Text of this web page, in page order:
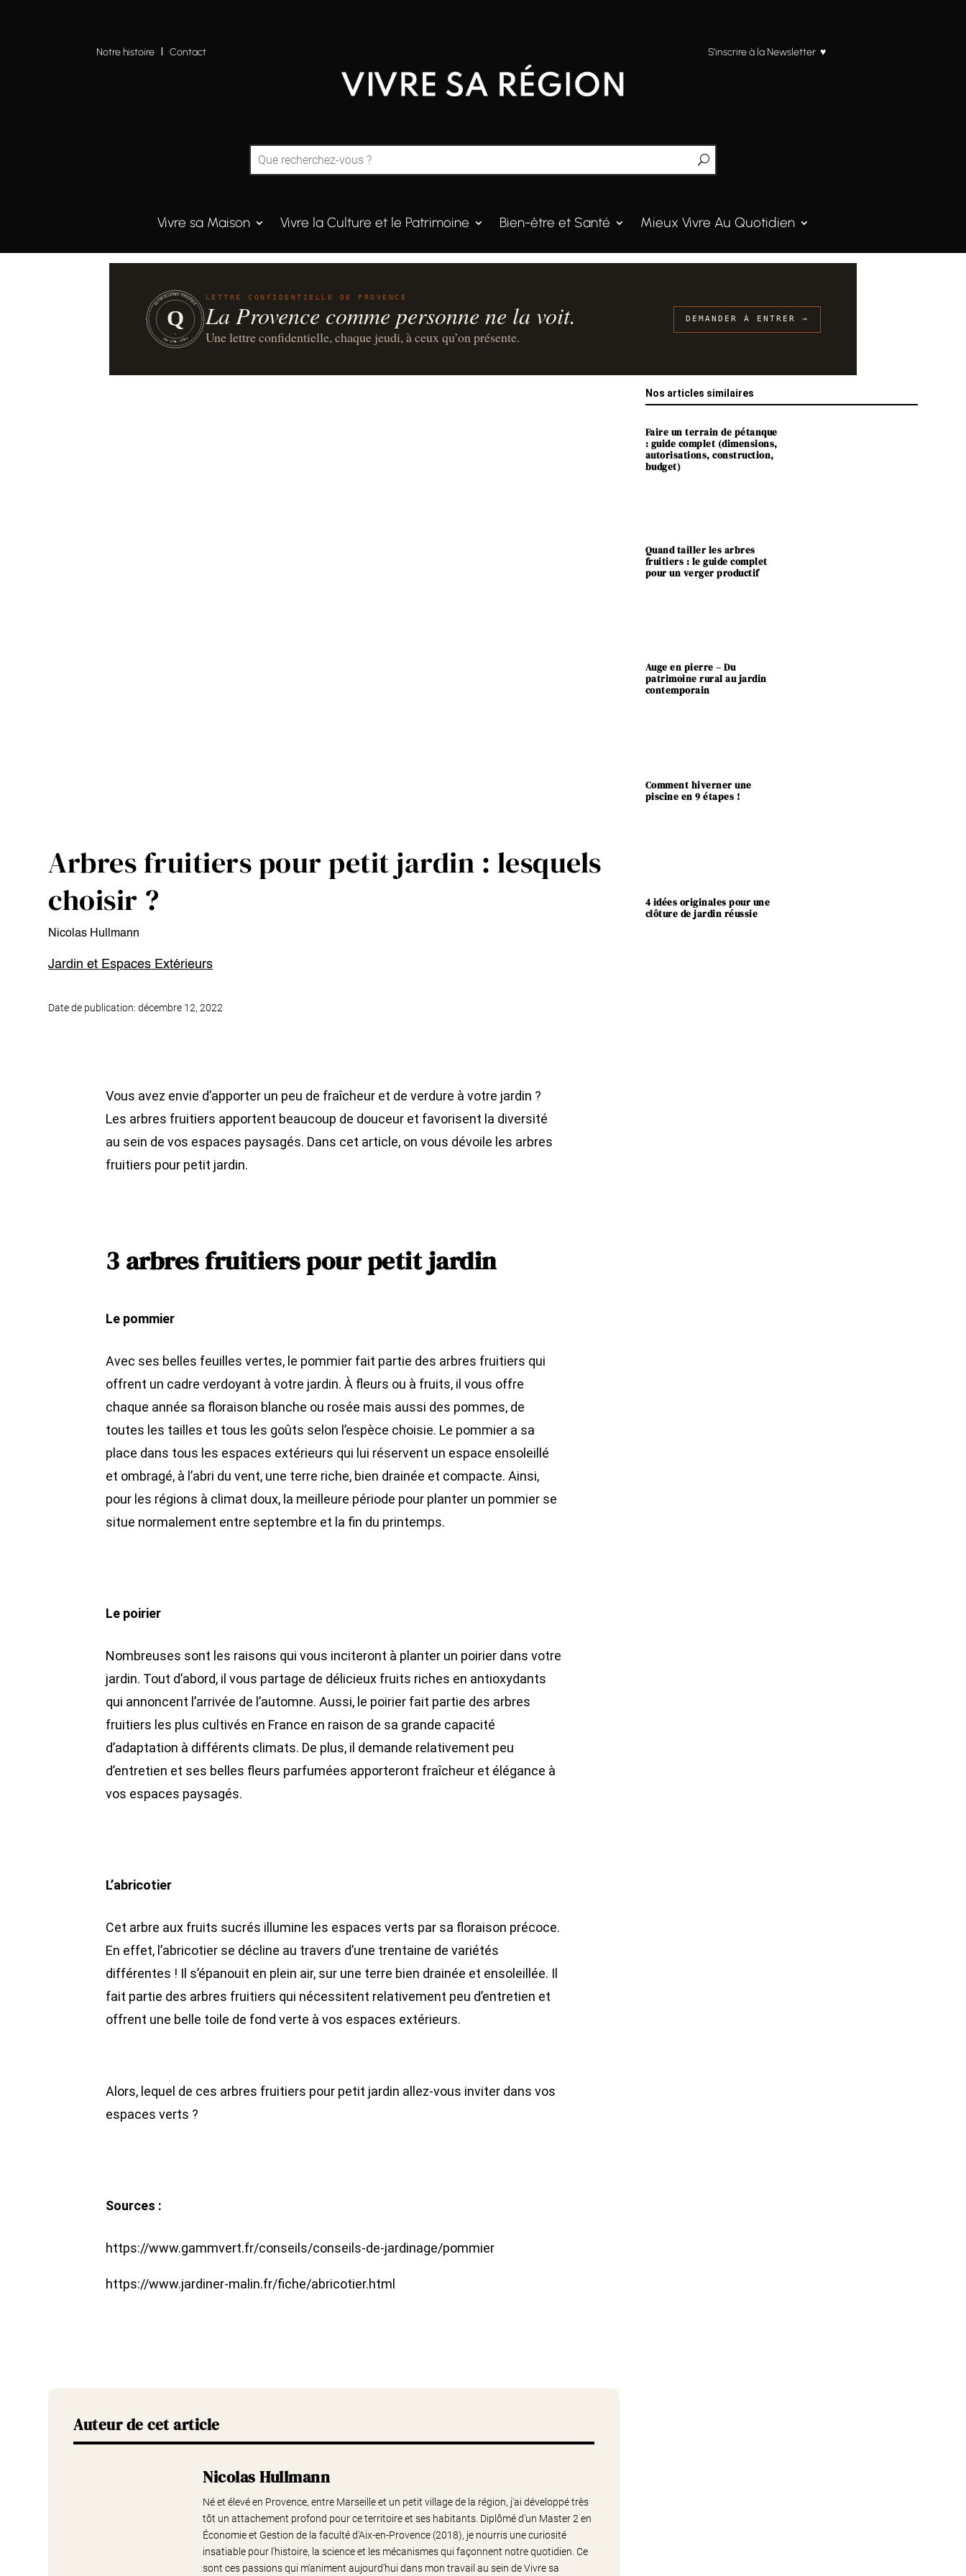
Notre histoire IContact S’inscrire à la Newsletter ♥
Vivre sa Maison Vivre la Culture et le Patrimoine Bien-être et Santé Mieux Vivre Au Quotidien
QUINTESSENCE·PROVENCE
UN·SUR·CENT
Q
LETTRE CONFIDENTIELLE DE PROVENCE
La Provence comme personne ne la voit.
Une lettre confidentielle, chaque jeudi, à ceux qu’on présente.
DEMANDER À ENTRER →
Arbres fruitiers pour petit jardin : lesquels
choisir ?
Nicolas Hullmann
Jardin et Espaces Extérieurs
Date de publication: décembre 12, 2022
Vous avez envie d’apporter un peu de fraîcheur et de verdure à votre jardin ?
Les arbres fruitiers apportent beaucoup de douceur et favorisent la diversité
au sein de vos espaces paysagés. Dans cet article, on vous dévoile les arbres
fruitiers pour petit jardin.
3 arbres fruitiers pour petit jardin
Le pommier
Avec ses belles feuilles vertes, le pommier fait partie des arbres fruitiers qui
offrent un cadre verdoyant à votre jardin. À fleurs ou à fruits, il vous offre
chaque année sa floraison blanche ou rosée mais aussi des pommes, de
toutes les tailles et tous les goûts selon l’espèce choisie. Le pommier a sa
place dans tous les espaces extérieurs qui lui réservent un espace ensoleillé
et ombragé, à l’abri du vent, une terre riche, bien drainée et compacte. Ainsi,
pour les régions à climat doux, la meilleure période pour planter un pommier se
situe normalement entre septembre et la fin du printemps.
Le poirier
Nombreuses sont les raisons qui vous inciteront à planter un poirier dans votre
jardin. Tout d’abord, il vous partage de délicieux fruits riches en antioxydants
qui annoncent l’arrivée de l’automne. Aussi, le poirier fait partie des arbres
fruitiers les plus cultivés en France en raison de sa grande capacité
d’adaptation à différents climats. De plus, il demande relativement peu
d’entretien et ses belles fleurs parfumées apporteront fraîcheur et élégance à
vos espaces paysagés.
L’abricotier
Cet arbre aux fruits sucrés illumine les espaces verts par sa floraison précoce.
En effet, l’abricotier se décline au travers d’une trentaine de variétés
différentes ! Il s’épanouit en plein air, sur une terre bien drainée et ensoleillée. Il
fait partie des arbres fruitiers qui nécessitent relativement peu d’entretien et
offrent une belle toile de fond verte à vos espaces extérieurs.
Alors, lequel de ces arbres fruitiers pour petit jardin allez-vous inviter dans vos
espaces verts ?
Sources :
https://www.gammvert.fr/conseils/conseils-de-jardinage/pommier
https://www.jardiner-malin.fr/fiche/abricotier.html
Auteur de cet article
Nicolas Hullmann
Né et élevé en Provence, entre Marseille et un petit village de la région, j'ai développé très
tôt un attachement profond pour ce territoire et ses habitants. Diplômé d'un Master 2 en
Économie et Gestion de la faculté d'Aix-en-Provence (2018), je nourris une curiosité
insatiable pour l'histoire, la science et les mécanismes qui façonnent notre quotidien. Ce
sont ces passions qui m'animent aujourd'hui dans mon travail au sein de Vivre sa
Nos articles similaires
Faire un terrain de pétanque
: guide complet (dimensions,
autorisations, construction,
budget)
Quand tailler les arbres
fruitiers : le guide complet
pour un verger productif
Auge en pierre – Du
patrimoine rural au jardin
contemporain
Comment hiverner une
piscine en 9 étapes !
4 idées originales pour une
clôture de jardin réussie